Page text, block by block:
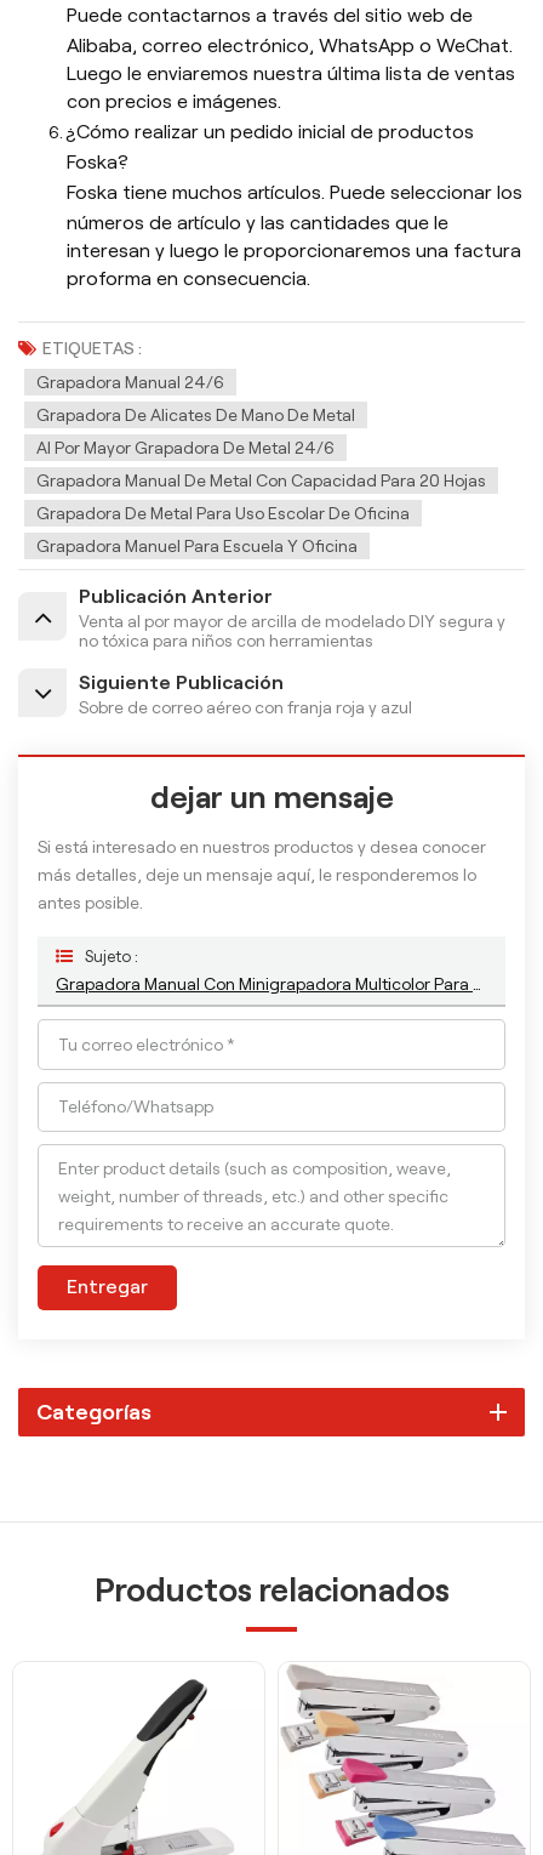
Puede contactarnos a través del sitio web de
Alibaba, correo electrónico, WhatsApp o WeChat.
Luego le enviaremos nuestra última lista de ventas
con precios e imágenes.
¿Cómo realizar un pedido inicial de productos
Foska?
Foska tiene muchos artículos. Puede seleccionar los
números de artículo y las cantidades que le
interesan y luego le proporcionaremos una factura
proforma en consecuencia.
ETIQUETAS :
Grapadora Manual 24/6
Grapadora De Alicates De Mano De Metal
Al Por Mayor Grapadora De Metal 24/6
Grapadora Manual De Metal Con Capacidad Para 20 Hojas
Grapadora De Metal Para Uso Escolar De Oficina
Grapadora Manuel Para Escuela Y Oficina
Publicación Anterior
Venta al por mayor de arcilla de modelado DIY segura y
no tóxica para niños con herramientas
Siguiente Publicación
Sobre de correo aéreo con franja roja y azul
dejar un mensaje
Si está interesado en nuestros productos y desea conocer
más detalles, deje un mensaje aquí, le responderemos lo
antes posible.
Sujeto :
Entregar
Categorías
Productos relacionados